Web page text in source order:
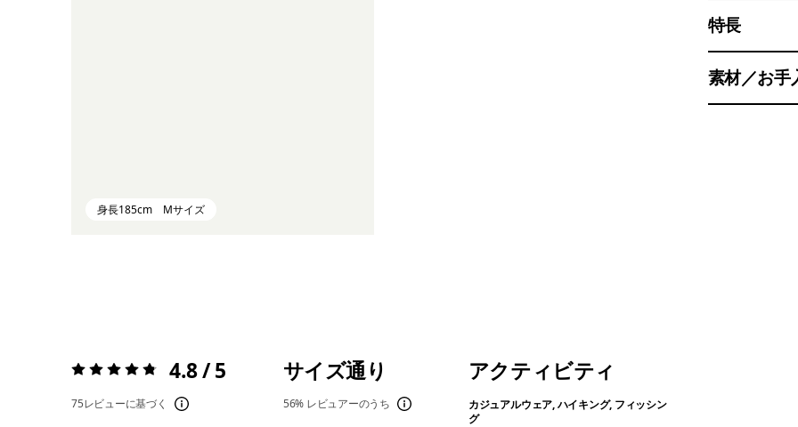
身長185cm Mサイズ
特長
素材／お手
評価:4.8 / 5 4.8 / 5
75レビューに基づく
サイズ通り
56% レビュアーのうち
アクティビティ
カジュアルウェア, ハイキング, フィッシン
グ